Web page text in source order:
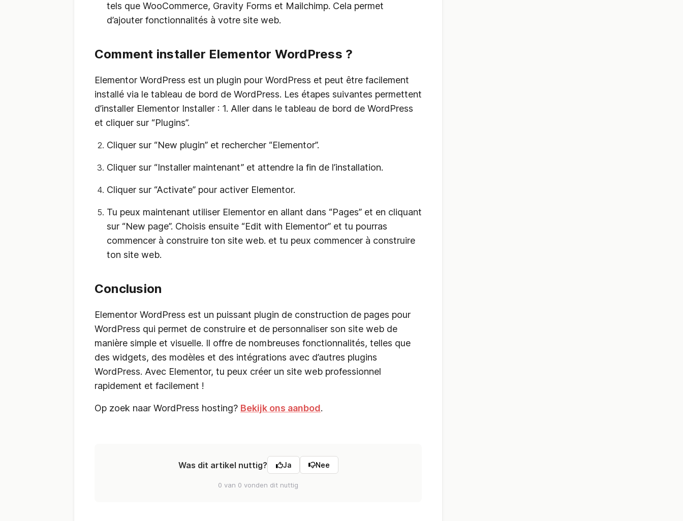
tels que WooCommerce, Gravity Forms et Mailchimp. Cela permet
d’ajouter fonctionnalités à votre site web.
Comment installer Elementor WordPress ?
Elementor WordPress est un plugin pour WordPress et peut être facilement
installé via le tableau de bord de WordPress. Les étapes suivantes permettent
d’installer Elementor Installer : 1. Aller dans le tableau de bord de WordPress
et cliquer sur “Plugins”.
Cliquer sur “New plugin” et rechercher “Elementor”.
Cliquer sur “Installer maintenant” et attendre la fin de l’installation.
Cliquer sur “Activate” pour activer Elementor.
Tu peux maintenant utiliser Elementor en allant dans “Pages” et en cliquant
sur “New page”. Choisis ensuite “Edit with Elementor” et tu pourras
commencer à construire ton site web. et tu peux commencer à construire
ton site web.
Conclusion
Elementor WordPress est un puissant plugin de construction de pages pour
WordPress qui permet de construire et de personnaliser son site web de
manière simple et visuelle. Il offre de nombreuses fonctionnalités, telles que
des widgets, des modèles et des intégrations avec d’autres plugins
WordPress. Avec Elementor, tu peux créer un site web professionnel
rapidement et facilement !
Op zoek naar WordPress hosting? Bekijk ons aanbod.
Was dit artikel nuttig? Ja Nee
0 van 0 vonden dit nuttig